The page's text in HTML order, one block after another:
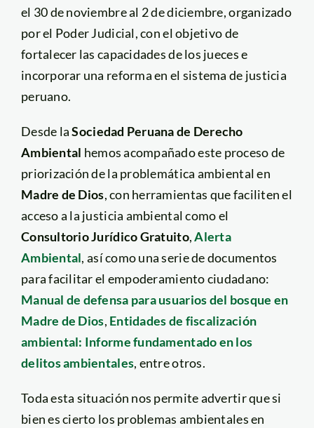
el 30 de noviembre al 2 de diciembre, organizado
por el Poder Judicial, con el objetivo de
fortalecer las capacidades de los jueces e
incorporar una reforma en el sistema de justicia
peruano.
Desde laSociedad Peruana de Derecho
Ambiental hemos acompañado este proceso de
priorización de la problemática ambiental en
Madre de Dios, con herramientas que faciliten el
acceso a la justicia ambiental como el
Consultorio Jurídico Gratuito,Alerta
Ambiental, así como una serie de documentos
para facilitar el empoderamiento ciudadano:
Manual de defensa para usuarios del bosque en
Madre de Dios, Entidades de fiscalización
ambiental: Informe fundamentado en los
delitos ambientales, entre otros.
Toda esta situación nos permite advertir que si
bien es cierto los problemas ambientales en